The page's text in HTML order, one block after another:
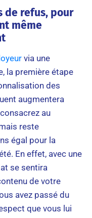
de refus, pour
même
via une
la première étape
des
augmentera
au
reste
égal pour la
En effet, avec une
se sentira
de votre
avez passé du
que vous lui